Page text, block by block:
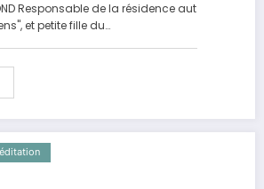
Responsable de la résidence aut
et petite fille du…